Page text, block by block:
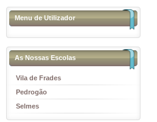
Menu de Utilizador
As Nossas Escolas
Vila de Frades
Pedrogão
Selmes